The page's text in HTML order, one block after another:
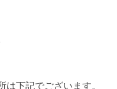
下記でございます。